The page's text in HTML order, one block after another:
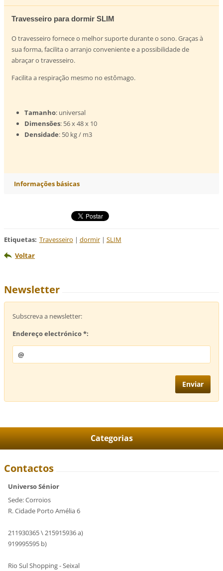
Travesseiro para dormir SLIM
O travesseiro fornece o melhor suporte durante o sono. Graças à
sua forma, facilita o arranjo conveniente e a possibilidade de
abraçar o travesseiro.
Facilita a respiração mesmo no estômago.
Tamanho: universal
Dimensões: 56 x 48 x 10
Densidade: 50 kg / m3
Informações básicas
Etiquetas: Travesseiro | dormir | SLIM
Voltar
Newsletter
Subscreva a newsletter:
Endereço electrónico *:
Categorias
Contactos
Universo Sénior
Sede: Corroios
R. Cidade Porto Amélia 6
211930365 \ 215915936 a)
919995595 b)
Rio Sul Shopping - Seixal